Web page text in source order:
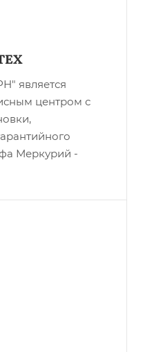
является
центром с
Меркурий -